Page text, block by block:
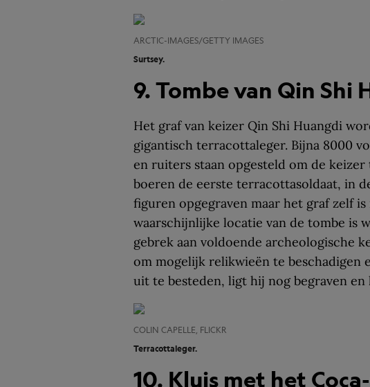
ARCTIC-IMAGES/GETTY IMAGES
Surtsey.
9. Tombe van Qin Shi
Het graf van keizer Qin Shi Huangdi
gigantisch terracottaleger. Bijna 8000
en ruiters staan opgesteld om de keizer
boeren de eerste terracottasoldaat, in
figuren opgegraven maar het graf zelf
waarschijnlijke locatie van de tombe is
gebrek aan voldoende archeologische
om mogelijk relikwieën te beschadigen
uit te besteden, ligt hij nog begraven
COLIN CAPELLE, FLICKR
Terracottaleger.
10. Kluis met het